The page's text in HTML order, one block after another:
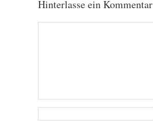
Hinterlasse ein Kommentar